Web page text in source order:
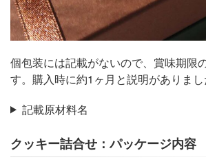
個包装には記載がないので、賞味期限
す。購入時に約1ヶ月と説明がありまし
記載原材料名
クッキー詰合せ：パッケージ内容